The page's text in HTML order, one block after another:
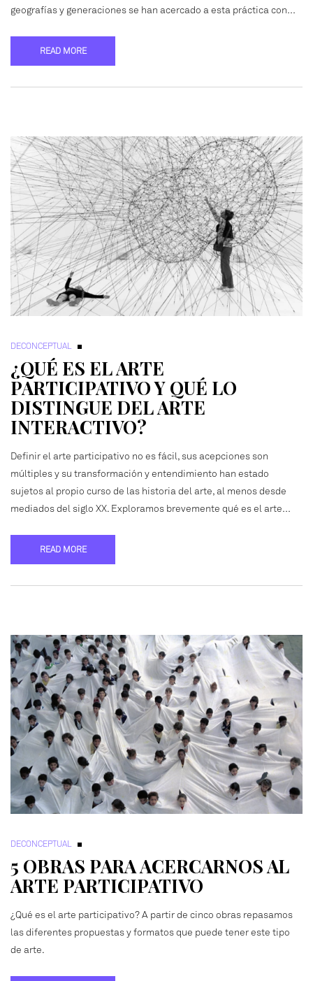
geografías y generaciones se han acercado a esta práctica con…
READ MORE
DECONCEPTUAL
¿QUÉ ES EL ARTE
PARTICIPATIVO Y QUÉ LO
DISTINGUE DEL ARTE
INTERACTIVO?
Definir el arte participativo no es fácil, sus acepciones son
múltiples y su transformación y entendimiento han estado
sujetos al propio curso de las historia del arte, al menos desde
mediados del siglo XX. Exploramos brevemente qué es el arte…
READ MORE
DECONCEPTUAL
5 OBRAS PARA ACERCARNOS AL
ARTE PARTICIPATIVO
¿Qué es el arte participativo? A partir de cinco obras repasamos
las diferentes propuestas y formatos que puede tener este tipo
de arte.